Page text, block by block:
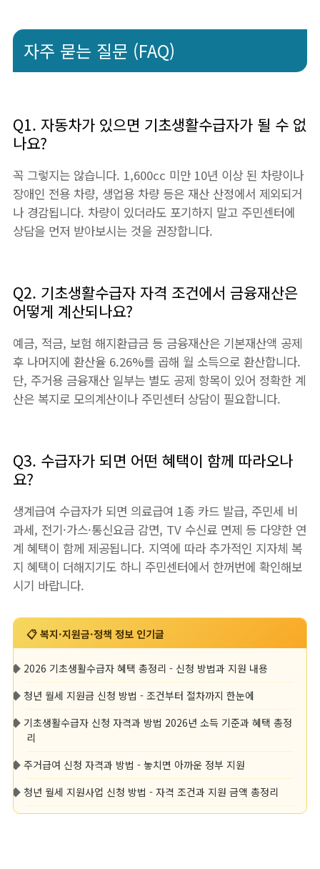
자주 묻는 질문 (FAQ)
Q1. 자동차가 있으면 기초생활수급자가 될 수 없
나요?
꼭 그렇지는 않습니다. 1,600cc 미만 10년 이상 된 차량이나
장애인 전용 차량, 생업용 차량 등은 재산 산정에서 제외되거
나 경감됩니다. 차량이 있더라도 포기하지 말고 주민센터에
상담을 먼저 받아보시는 것을 권장합니다.
Q2. 기초생활수급자 자격 조건에서 금융재산은
어떻게 계산되나요?
예금, 적금, 보험 해지환급금 등 금융재산은 기본재산액 공제
후 나머지에 환산율 6.26%를 곱해 월 소득으로 환산합니다.
단, 주거용 금융재산 일부는 별도 공제 항목이 있어 정확한 계
산은 복지로 모의계산이나 주민센터 상담이 필요합니다.
Q3. 수급자가 되면 어떤 혜택이 함께 따라오나
요?
생계급여 수급자가 되면 의료급여 1종 카드 발급, 주민세 비
과세, 전기·가스·통신요금 감면, TV 수신료 면제 등 다양한 연
계 혜택이 함께 제공됩니다. 지역에 따라 추가적인 지자체 복
지 혜택이 더해지기도 하니 주민센터에서 한꺼번에 확인해보
시기 바랍니다.
📋 복지·지원금·정책 정보 인기글
◆ 2026 기초생활수급자 혜택 총정리 - 신청 방법과 지원 내용
◆ 청년 월세 지원금 신청 방법 - 조건부터 절차까지 한눈에
◆ 기초생활수급자 신청 자격과 방법 2026년 소득 기준과 혜택 총정
리
◆ 주거급여 신청 자격과 방법 - 놓치면 아까운 정부 지원
◆ 청년 월세 지원사업 신청 방법 - 자격 조건과 지원 금액 총정리